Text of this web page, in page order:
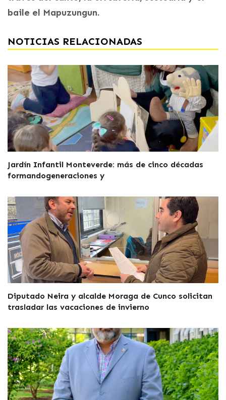
baile el Mapuzungun.
NOTICIAS RELACIONADAS
Jardín Infantil Monteverde: más de cinco décadas
formandogeneraciones y
Diputado Neira y alcalde Moraga de Cunco solicitan
trasladar las vacaciones de invierno